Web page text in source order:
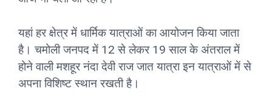
यहां हर क्षेत्र में धार्मिक यात्राओं का आयोजन किया जाता
है। चमोली जनपद में 12 से लेकर 19 साल के अंतराल में
होने वाली मशहूर नंदा देवी राज जात यात्रा इन यात्राओं में से
अपना विशिष्ट स्थान रखती है।